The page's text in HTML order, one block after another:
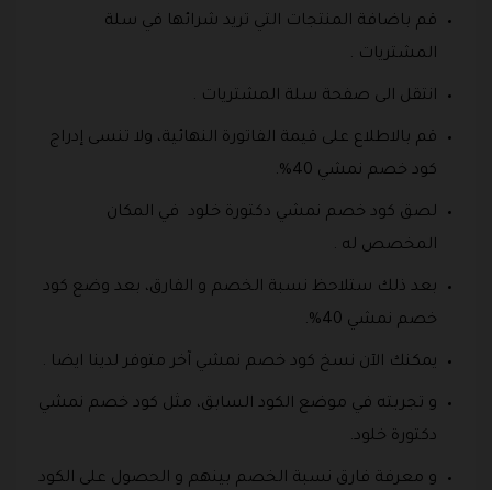
قم باضافة المنتجات التي تريد شرائها في سلة
المشتريات .
انتقل الى صفحة سلة المشتريات .
قم بالاطلاع على قيمة الفاتورة النهائية، ولا تنسى إدراج
كود خصم نمشي 40%.
لصق كود خصم نمشي دكتورة خلود في المكان
المخصص له .
بعد ذلك ستلاحظ نسبة الخصم و الفارق، بعد وضع كود
خصم نمشي 40%.
يمكنك الآن نسخ كود خصم نمشي آخر متوفر لدينا ايضا .
و تجربته في موضع الكود السابق، مثل كود خصم نمشي
دكتورة خلود.
و معرفة فارق نسبة الخصم بينهم و الحصول على الكود